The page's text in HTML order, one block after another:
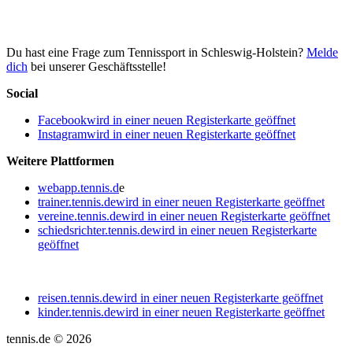
Du hast eine Frage zum Tennissport in Schleswig-Holstein? Melde
dich bei unserer Geschäftsstelle!
Social
Facebookwird in einer neuen Registerkarte geöffnet
Instagramwird in einer neuen Registerkarte geöffnet
Weitere Plattformen
webapp.tennis.de
trainer.tennis.dewird in einer neuen Registerkarte geöffnet
vereine.tennis.dewird in einer neuen Registerkarte geöffnet
schiedsrichter.tennis.dewird in einer neuen Registerkarte
geöffnet
reisen.tennis.dewird in einer neuen Registerkarte geöffnet
kinder.tennis.dewird in einer neuen Registerkarte geöffnet
tennis.de © 2026